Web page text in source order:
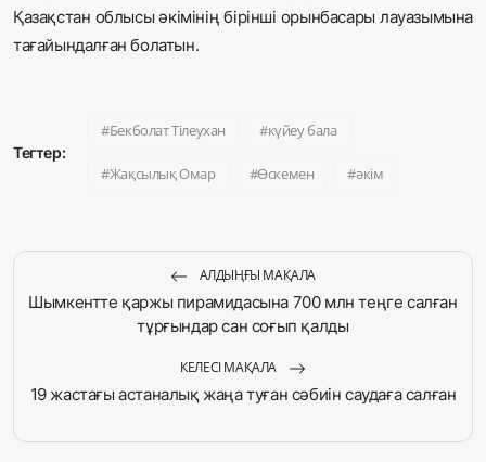
Қазақстан облысы әкімінің бірінші орынбасары лауазымына
тағайындалған болатын.
Тегтер:
Бекболат Тілеухан күйеу бала
Жақсылық Омар Өскемен әкім
АЛДЫҢҒЫ МАҚАЛА
Шымкентте қаржы пирамидасына 700 млн теңге салған
тұрғындар сан соғып қалды
КЕЛЕСІ МАҚАЛА
19 жастағы астаналық жаңа туған сәбиін саудаға салған